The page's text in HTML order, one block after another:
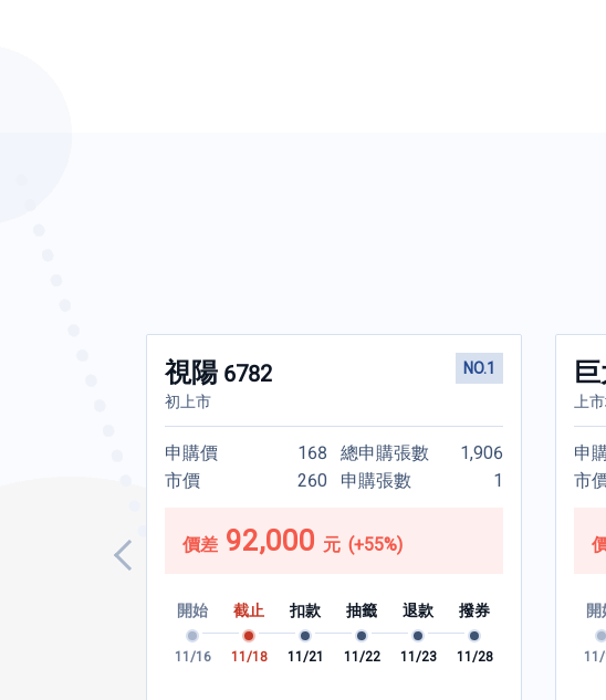
視陽 6782
初上市
NO.1
申購價 168 總申購張數
1,906
市價
260 申購張數 1
價差 92,000 元 (+55%)
開始
11/16
截止
11/18
扣款
11/21
抽籤
11/22
退款
11/23
撥券
11/28
151
元
買個中籤夢！
申購便利通手續費
50
元
試算說明：動用金額 × 最低利率 × (動用天數 /
365 天)，最低利率依銀行公告為準。
上
申
市
開